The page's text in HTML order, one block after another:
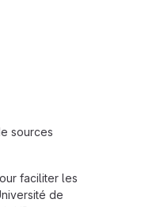
sources
faciliter les
de